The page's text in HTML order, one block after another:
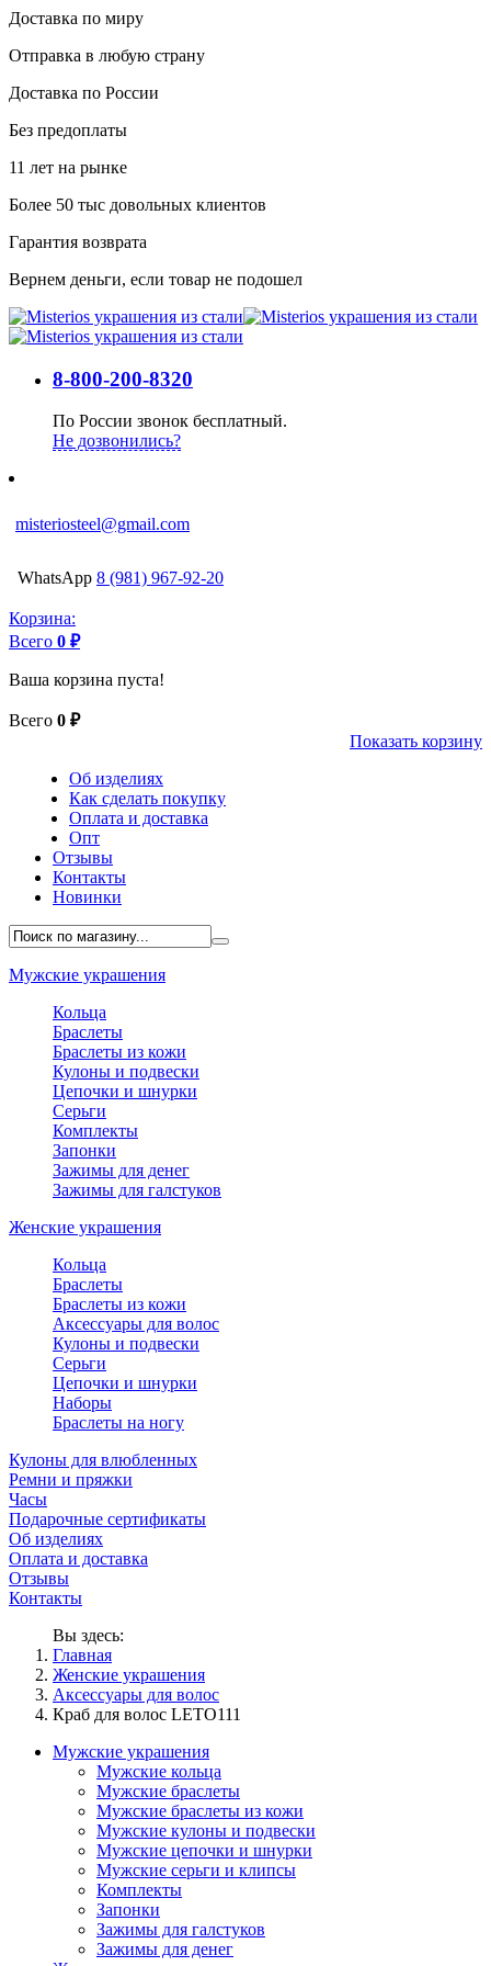
Доставка по миру
Отправка в любую страну
Доставка по России
Без предоплаты
11 лет на рынке
Более 50 тыс довольных клиентов
Гарантия возврата
Вернем деньги, если товар не подошел
8-800-200-8320
По России звонок бесплатный.
Не дозвонились?
misteriosteel@gmail.com
WhatsApp 8 (981) 967-92-20
Корзина:
Всего 0 ₽
Ваша корзина пуста!
Всего 0 ₽
Показать корзину
Об изделиях
Как сделать покупку
Оплата и доставка
Опт
Отзывы
Контакты
Новинки
Мужские украшения
Кольца
Браслеты
Браслеты из кожи
Кулоны и подвески
Цепочки и шнурки
Серьги
Комплекты
Запонки
Зажимы для денег
Зажимы для галстуков
Женские украшения
Кольца
Браслеты
Браслеты из кожи
Аксессуары для волос
Кулоны и подвески
Серьги
Цепочки и шнурки
Наборы
Браслеты на ногу
Кулоны для влюбленных
Ремни и пряжки
Часы
Подарочные сертификаты
Об изделиях
Оплата и доставка
Отзывы
Контакты
Вы здесь:
Главная
Женские украшения
Аксессуары для волос
Краб для волос LETO111
Мужские украшения
Мужские кольца
Мужские браслеты
Мужские браслеты из кожи
Мужские кулоны и подвески
Мужские цепочки и шнурки
Мужские серьги и клипсы
Комплекты
Запонки
Зажимы для галстуков
Зажимы для денег